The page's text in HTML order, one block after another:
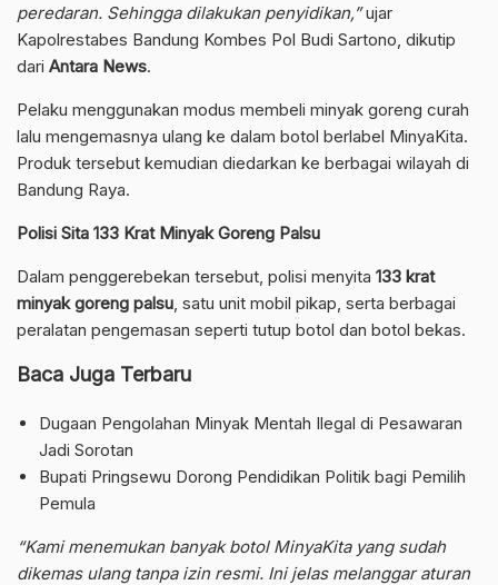
peredaran. Sehingga dilakukan penyidikan,”ujar
Kapolrestabes Bandung Kombes Pol Budi Sartono, dikutip
dari Antara News.
Pelaku menggunakan modus membeli minyak goreng curah
lalu mengemasnya ulang ke dalam botol berlabel MinyaKita.
Produk tersebut kemudian diedarkan ke berbagai wilayah di
Bandung Raya.
Polisi Sita 133 Krat Minyak Goreng Palsu
Dalam penggerebekan tersebut, polisi menyita 133 krat
minyak goreng palsu , satu unit mobil pikap, serta berbagai
peralatan pengemasan seperti tutup botol dan botol bekas.
Baca Juga Terbaru
Dugaan Pengolahan Minyak Mentah Ilegal di Pesawaran
Jadi Sorotan
Bupati Pringsewu Dorong Pendidikan Politik bagi Pemilih
Pemula
“Kami menemukan banyak botol MinyaKita yang sudah
dikemas ulang tanpa izin resmi. Ini jelas melanggar aturan